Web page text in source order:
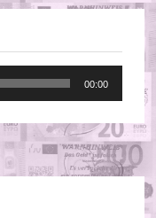
00:00